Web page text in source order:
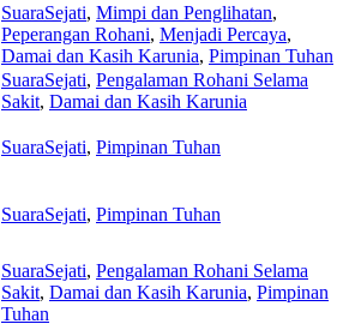
SuaraSejati, Mimpi dan Penglihatan,
Peperangan Rohani, Menjadi Percaya,
Damai dan Kasih Karunia, Pimpinan Tuhan
SuaraSejati, Pengalaman Rohani Selama
Sakit, Damai dan Kasih Karunia
SuaraSejati, Pimpinan Tuhan
SuaraSejati, Pimpinan Tuhan
SuaraSejati, Pengalaman Rohani Selama
Sakit, Damai dan Kasih Karunia, Pimpinan
Tuhan